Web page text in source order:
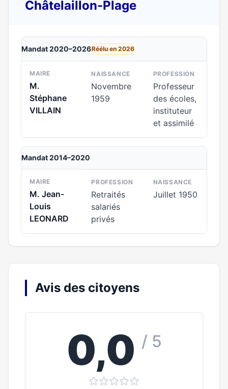
Châtelaillon-Plage
Mandat 2020–2026Réélu en 2026
MAIRE
M.
Stéphane
VILLAIN
NAISSANCE
Novembre
1959
PROFESSION
Professeur
des écoles,
instituteur
et assimilé
Mandat 2014–2020
MAIRE
M. Jean-
Louis
LEONARD
PROFESSION
Retraités
salariés
privés
NAISSANCE
Juillet 1950
Avis des citoyens
0,0 / 5